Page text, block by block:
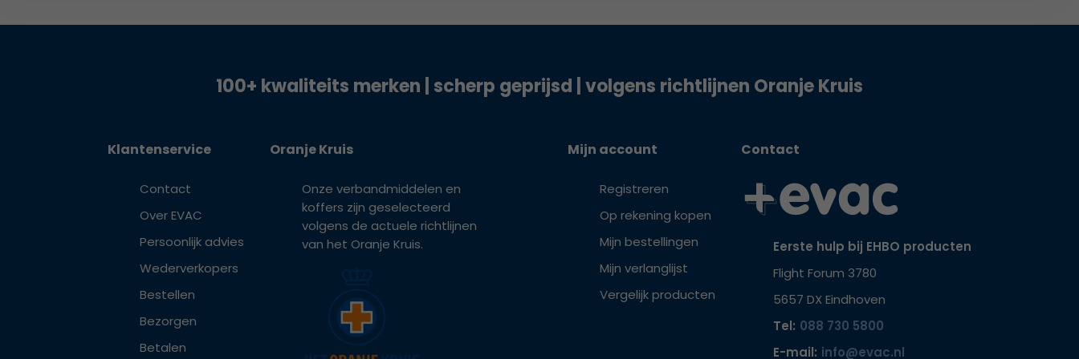
100+ kwaliteits merken | scherp geprijsd | volgens richtlijnen Oranje Kruis
Klantenservice
Contact
Over EVAC
Persoonlijk advies
Wederverkopers
Bestellen
Bezorgen
Betalen
Oranje Kruis
Onze verbandmiddelen en
koffers zijn geselecteerd
volgens de actuele richtlijnen
van het Oranje Kruis.
Mijn account
Registreren
Op rekening kopen
Mijn bestellingen
Mijn verlanglijst
Vergelijk producten
Contact
Eerste hulp bij EHBO producten
Flight Forum 3780
5657 DX Eindhoven
Tel: 088 730 5800
E-mail: info@evac.nl